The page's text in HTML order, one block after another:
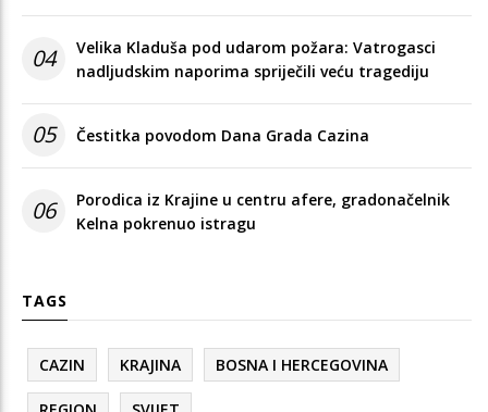
04
Velika Kladuša pod udarom požara: Vatrogasci
nadljudskim naporima spriječili veću tragediju
05 Čestitka povodom Dana Grada Cazina
06
Porodica iz Krajine u centru afere, gradonačelnik
Kelna pokrenuo istragu
TAGS
CAZIN KRAJINA BOSNA I HERCEGOVINA